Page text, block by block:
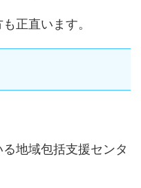
正直います。
地域包括支援センタ